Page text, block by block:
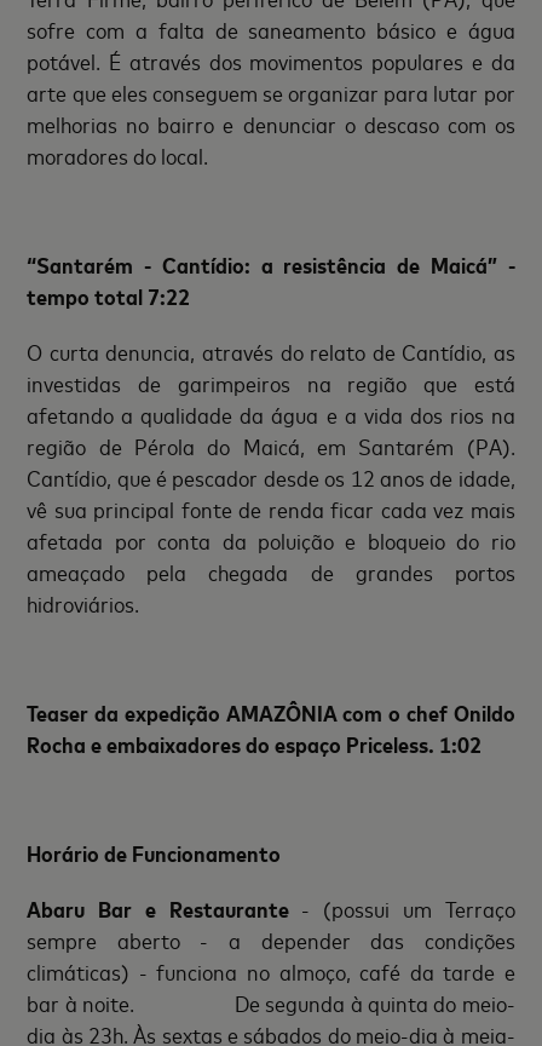
sofre com a falta de saneamento básico e água
potável. É através dos movimentos populares e da
arte que eles conseguem se organizar para lutar por
melhorias no bairro e denunciar o descaso com os
moradores do local.
“Santarém - Cantídio: a resistência de Maicá” -
tempo total 7:22
O curta denuncia, através do relato de Cantídio, as
investidas de garimpeiros na região que está
afetando a qualidade da água e a vida dos rios na
região de Pérola do Maicá, em Santarém (PA).
Cantídio, que é pescador desde os 12 anos de idade,
vê sua principal fonte de renda ficar cada vez mais
afetada por conta da poluição e bloqueio do rio
ameaçado pela chegada de grandes portos
hidroviários.
Teaser da expedição AMAZÔNIA com o chef Onildo
Rocha e embaixadores do espaço Priceless. 1:02
Horário de Funcionamento
Abaru Bar e Restaurante - (possui um Terraço
sempre aberto - a depender das condições
climáticas) - funciona no almoço, café da tarde e
bar à noite. De segunda à quinta do meio-
dia às 23h. Às sextas e sábados do meio-dia à meia-